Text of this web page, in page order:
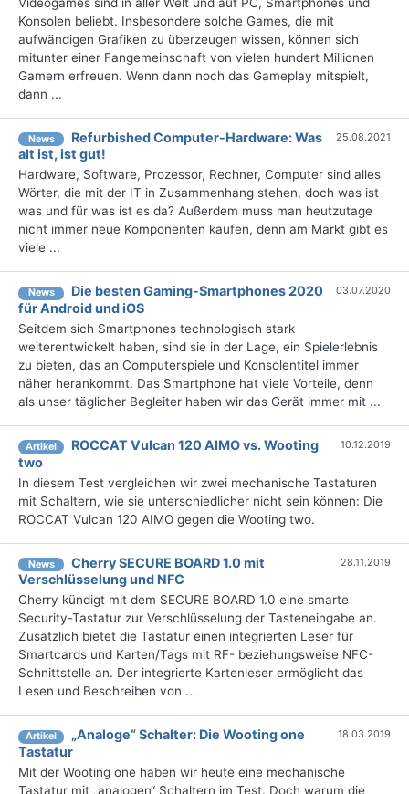
Konsolen beliebt. Insbesondere solche Games, die mit
aufwändigen Grafiken zu überzeugen wissen, können sich
mitunter einer Fangemeinschaft von vielen hundert Millionen
Gamern erfreuen. Wenn dann noch das Gameplay mitspielt,
dann ...
News
Refurbished Computer-Hardware: Was
alt ist, ist gut!
25.08.2021
Hardware, Software, Prozessor, Rechner, Computer sind alles
Wörter, die mit der IT in Zusammenhang stehen, doch was ist
was und für was ist es da? Außerdem muss man heutzutage
nicht immer neue Komponenten kaufen, denn am Markt gibt es
viele ...
News
Die besten Gaming-Smartphones 2020
für Android und iOS
03.07.2020
Seitdem sich Smartphones technologisch stark
weiterentwickelt haben, sind sie in der Lage, ein Spielerlebnis
zu bieten, das an Computerspiele und Konsolentitel immer
näher herankommt. Das Smartphone hat viele Vorteile, denn
als unser täglicher Begleiter haben wir das Gerät immer mit ...
Artikel
ROCCAT Vulcan 120 AIMO vs. Wooting
two
10.12.2019
In diesem Test vergleichen wir zwei mechanische Tastaturen
mit Schaltern, wie sie unterschiedlicher nicht sein können: Die
ROCCAT Vulcan 120 AIMO gegen die Wooting two.
News
Cherry SECURE BOARD 1.0 mit
Verschlüsselung und NFC
28.11.2019
Cherry kündigt mit dem SECURE BOARD 1.0 eine smarte
Security-Tastatur zur Verschlüsselung der Tasteneingabe an.
Zusätzlich bietet die Tastatur einen integrierten Leser für
Smartcards und Karten/Tags mit RF- beziehungsweise NFC-
Schnittstelle an. Der integrierte Kartenleser ermöglicht das
Lesen und Beschreiben von ...
Artikel
„Analoge“ Schalter: Die Wooting one
Tastatur
18.03.2019
Mit der Wooting one haben wir heute eine mechanische
Tastatur mit „analogen“ Schaltern im Test. Doch warum die